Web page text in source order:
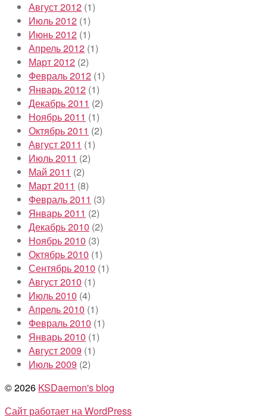
Август 2012 (1)
Июль 2012 (1)
Июнь 2012 (1)
Апрель 2012 (1)
Март 2012 (2)
Февраль 2012 (1)
Январь 2012 (1)
Декабрь 2011 (2)
Ноябрь 2011 (1)
Октябрь 2011 (2)
Август 2011 (1)
Июль 2011 (2)
Май 2011 (2)
Март 2011 (8)
Февраль 2011 (3)
Январь 2011 (2)
Декабрь 2010 (2)
Ноябрь 2010 (3)
Октябрь 2010 (1)
Сентябрь 2010 (1)
Август 2010 (1)
Июль 2010 (4)
Апрель 2010 (1)
Февраль 2010 (1)
Январь 2010 (1)
Август 2009 (1)
Июль 2009 (2)
© 2026 KSDaemon's blog
Сайт работает на WordPress